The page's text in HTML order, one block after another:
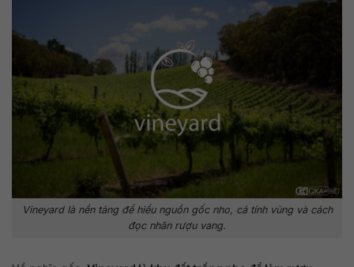
Vineyard là nền tảng để hiểu nguồn gốc nho, cá tính vùng và cách
đọc nhãn rượu vang.